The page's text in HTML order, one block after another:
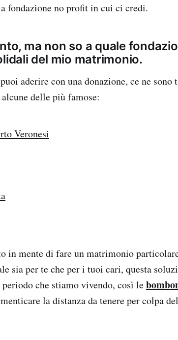
fondazione no profit in cui ci credi.
ma non so a quale
del mio matrimonio.
aderire con una donazione, ce ne sono
delle più famose:
Veronesi
in mente di fare un matrimonio
sia per te che per i tuoi cari, questa
che stiamo vivendo, così le
la distanza da tenere per colpa